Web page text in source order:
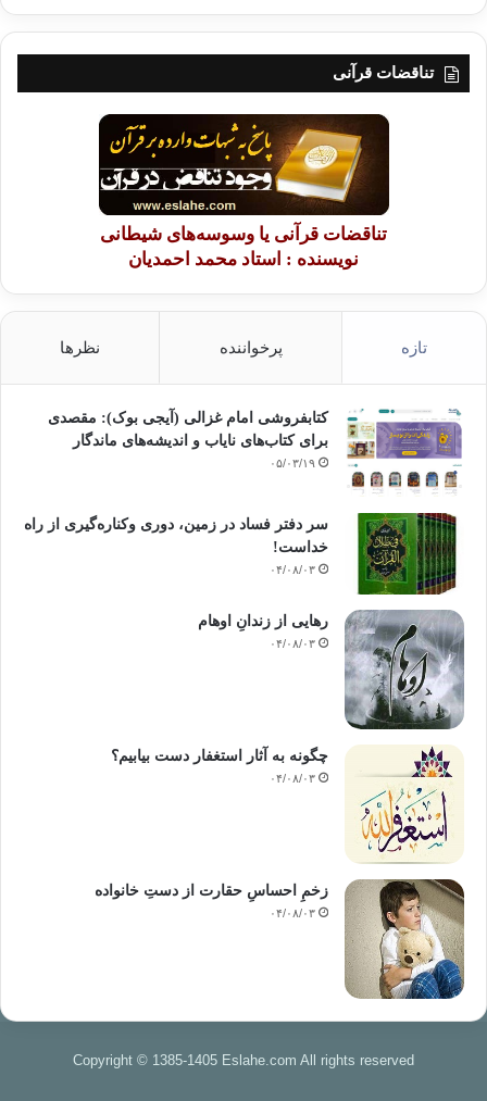
تناقضات قرآنی
تناقضات قرآنی یا وسوسه‌های شیطانی
نویسنده : استاد محمد احمدیان
تازه پرخواننده نظرها
کتابفروشی امام غزالی (آیجی بوک): مقصدی
برای کتاب‌های نایاب و اندیشه‌های ماندگار
۰۵/۰۳/۱۹
سر دفتر فساد در زمین‌، دوری وکناره‌گیری از راه
خداست‌!
۰۴/۰۸/۰۳
رهایی از زندانِ اوهام
۰۴/۰۸/۰۳
چگونه به آثار استغفار دست بیابیم؟
۰۴/۰۸/۰۳
زخمِ احساسِ حقارت از دستِ خانواده
۰۴/۰۸/۰۳
Copyright © 1385-1405 Eslahe.com All rights reserved